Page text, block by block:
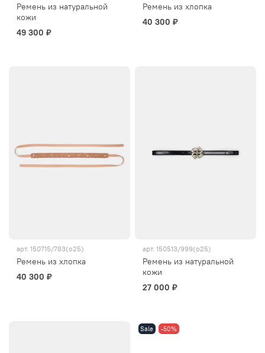
Ремень из натуральной
кожи
49 300 ₽
Ремень из хлопка
40 300 ₽
арт. 150715/783(о25)
Ремень из хлопка
40 300 ₽
арт. 150513/999(о25)
Ремень из натуральной
кожи
27 000 ₽
Sale -50%